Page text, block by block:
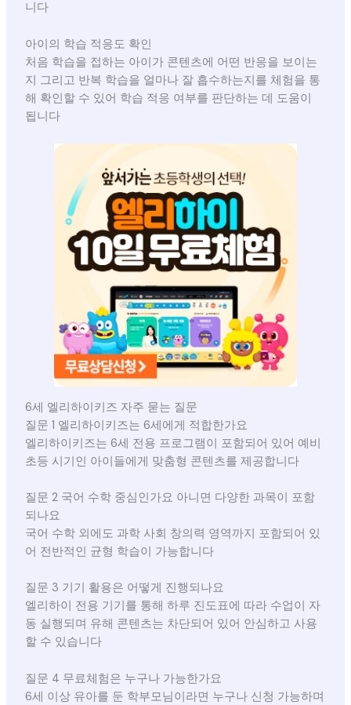
니다
아이의 학습 적응도 확인
처음 학습을 접하는 아이가 콘텐츠에 어떤 반응을 보이는
지 그리고 반복 학습을 얼마나 잘 흡수하는지를 체험을 통
해 확인할 수 있어 학습 적응 여부를 판단하는 데 도움이
됩니다
6세 엘리하이키즈 자주 묻는 질문
질문 1 엘리하이키즈는 6세에게 적합한가요
엘리하이키즈는 6세 전용 프로그램이 포함되어 있어 예비
초등 시기인 아이들에게 맞춤형 콘텐츠를 제공합니다
질문 2 국어 수학 중심인가요 아니면 다양한 과목이 포함
되나요
국어 수학 외에도 과학 사회 창의력 영역까지 포함되어 있
어 전반적인 균형 학습이 가능합니다
질문 3 기기 활용은 어떻게 진행되나요
엘리하이 전용 기기를 통해 하루 진도표에 따라 수업이 자
동 실행되며 유해 콘텐츠는 차단되어 있어 안심하고 사용
할 수 있습니다
질문 4 무료체험은 누구나 가능한가요
6세 이상 유아를 둔 학부모님이라면 누구나 신청 가능하며